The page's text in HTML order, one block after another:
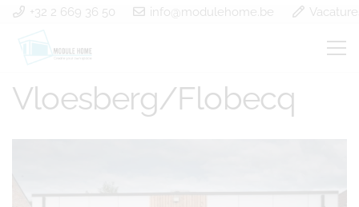
+32 2 669 36 50 info@modulehome.be
Construction en bois
Vloesberg/Flobecq